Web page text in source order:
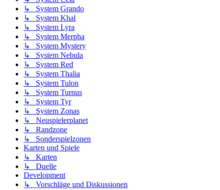
↳ System Grando
↳ System Khal
↳ System Lyra
↳ System Merpha
↳ System Mystery
↳ System Nebula
↳ System Red
↳ System Thalia
↳ System Tulon
↳ System Turnus
↳ System Tyr
↳ System Zonas
↳ Neuspielerplanet
↳ Randzone
↳ Sonderspielzonen
Karten und Spiele
↳ Karten
↳ Duelle
Development
↳ Vorschläge und Diskussionen